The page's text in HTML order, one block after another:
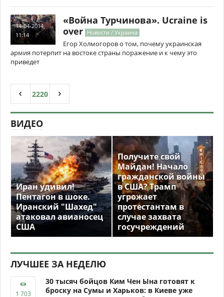
14-04-2014,
11:14
«Война Турчинова». Ucraine is
over Новости / Украина
Егор Холмогоров о том, почему украинская
армия потерпит на востоке страны поражение и к чему это
приведет
2220
ВИДЕО
Иран удивил!
Пентагон в шоке.
Иранский "Шахед"
атаковал авианосец
США
Получите свой
Майдан! Начало
гражданской войны
в США? Трамп
угрожает
протестантам в
случае захвата
госучреждений
ЛУЧШЕЕ ЗА НЕДЕЛЮ
30 тысяч бойцов Ким Чен Ына готовят к
броску на Сумы и Харьков: в Киеве уже